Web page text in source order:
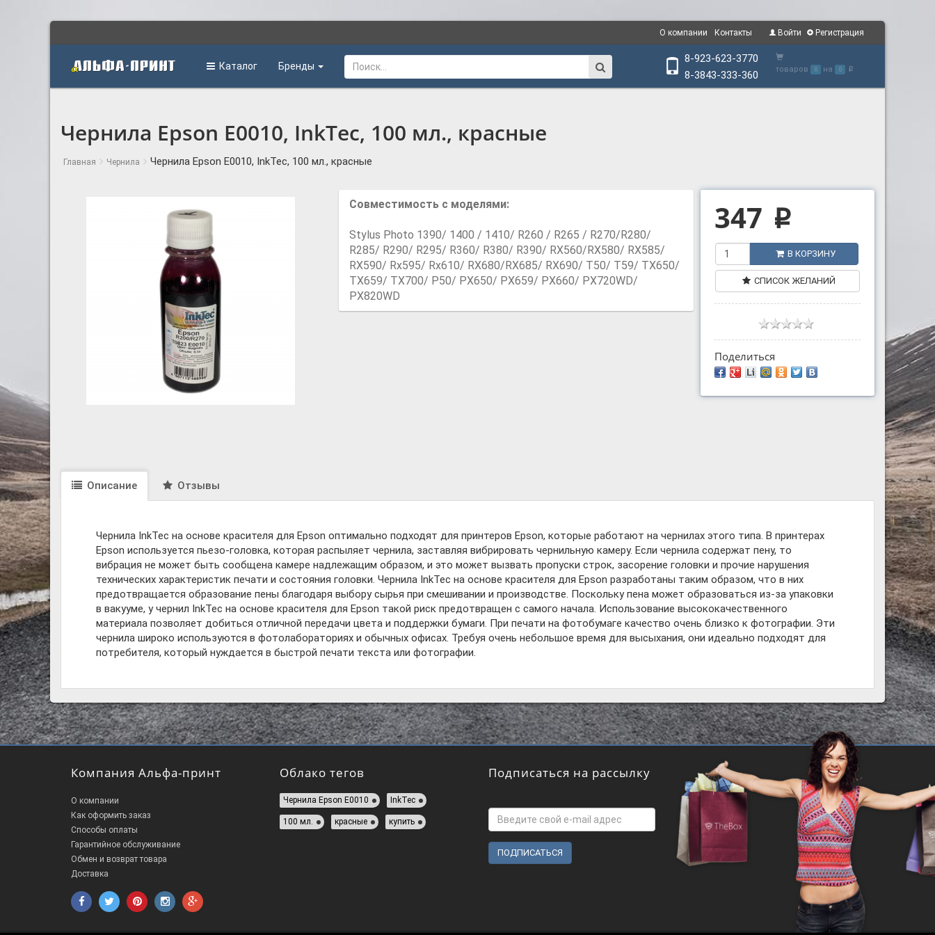
Войти Регистрация
О компании Контакты
Каталог Бренды
8-923-623-3770
8-3843-333-360
товаров 0 на 0 p
Чернила Epson E0010, InkTec, 100 мл., красные
Главная Чернила Чернила Epson E0010, InkTec, 100 мл., красные
Совместимость с моделями:
Stylus Photo 1390/ 1400 / 1410/ R260 / R265 / R270/R280/
R285/ R290/ R295/ R360/ R380/ R390/ RX560/RX580/ RX585/
RX590/ Rx595/ Rx610/ RX680/RX685/ RX690/ T50/ T59/ TX650/
TX659/ TX700/ P50/ PX650/ PX659/ PX660/ PX720WD/
PX820WD
347 p
В КОРЗИНУ
СПИСОК ЖЕЛАНИЙ
Поделиться
Описание Отзывы
Чернила InkTec на основе красителя для Epson оптимально подходят для принтеров Epson, которые работают на чернилах этого типа. В принтерах
Epson используется пьезо-головка, которая распыляет чернила, заставляя вибрировать чернильную камеру. Если чернила содержат пену, то
вибрация не может быть сообщена камере надлежащим образом, и это может вызвать пропуски строк, засорение головки и прочие нарушения
технических характеристик печати и состояния головки. Чернила InkTec на основе красителя для Epson разработаны таким образом, что в них
предотвращается образование пены благодаря выбору сырья при смешивании и производстве. Поскольку пена может образоваться из-за упаковки
в вакууме, у чернил InkTec на основе красителя для Epson такой риск предотвращен с самого начала. Использование высококачественного
материала позволяет добиться отличной передачи цвета и поддержки бумаги. При печати на фотобумаге качество очень близко к фотографии. Эти
чернила широко используются в фотолабораториях и обычных офисах. Требуя очень небольшое время для высыхания, они идеально подходят для
потребителя, который нуждается в быстрой печати текста или фотографии.
Компания Альфа-принт
О компании
Как оформить заказ
Способы оплаты
Гарантийное обслуживание
Обмен и возврат товара
Доставка
Облако тегов
Чернила Epson E0010 InkTec
100 мл. красные купить
Подписаться на рассылку